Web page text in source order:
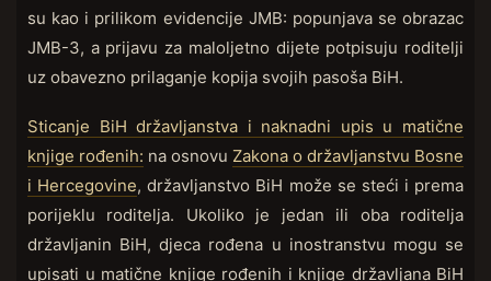
su kao i prilikom evidencije JMB: popunjava se obrazac
JMB-3, a prijavu za maloljetno dijete potpisuju roditelji
uz obavezno prilaganje kopija svojih pasoša BiH.
Sticanje BiH državljanstva i naknadni upis u matične
knjige rođenih: na osnovu Zakona o državljanstvu Bosne
i Hercegovine, državljanstvo BiH može se steći i prema
porijeklu roditelja. Ukoliko je jedan ili oba roditelja
državljanin BiH, djeca rođena u inostranstvu mogu se
upisati u matične knjige rođenih i knjige državljana BiH